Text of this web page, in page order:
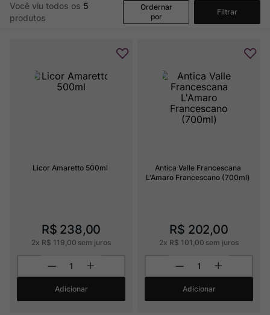
Você viu todos os 5
produtos
Ordernar
por
Filtrar
Licor Amaretto 500ml
R$ 238,00
2x R$ 119 00 sem juros
Adicionar
Antica Valle Francescana
L'Amaro Francescano (700ml)
R$ 202,00
2x R$ 101 00 sem juros
Adicionar
5º Chablis
Champagne